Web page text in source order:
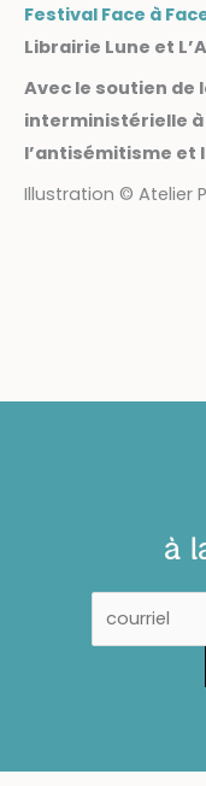
Festival Face à
Librairie Lune et
Avec le soutien de
interministérielle
l’antisémitisme et
Illustration © Atelier
à